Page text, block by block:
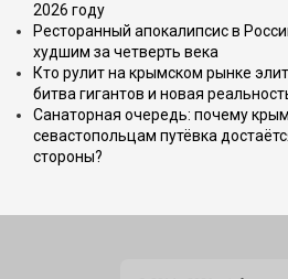
2026 году
Ресторанный апокалипсис в
худшим за четверть века
Кто рулит на крымском рынке
битва гигантов и новая
Санаторная очередь: почему
севастопольцам путёвка
стороны?